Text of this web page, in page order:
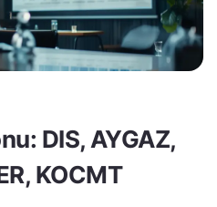
DIS, AYGAZ,
KOCMT